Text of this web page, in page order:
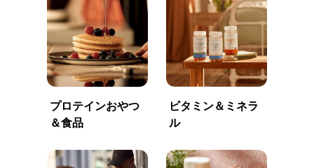
プロテインおやつ
＆食品
ビタミン＆ミネラ
ル